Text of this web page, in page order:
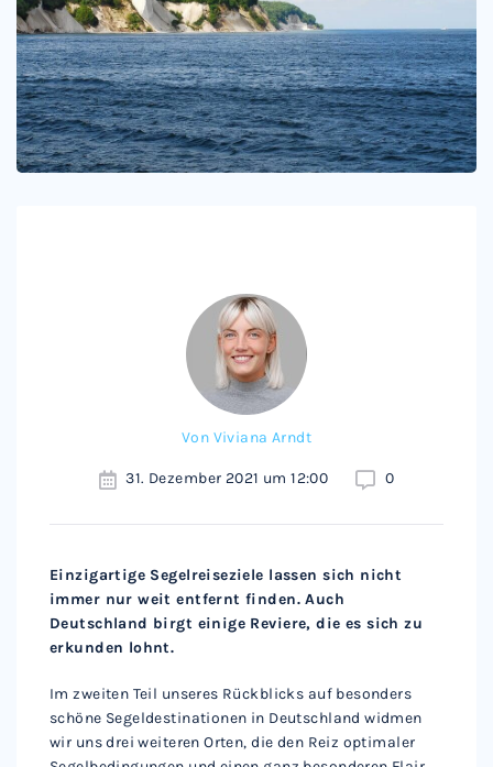
Von Viviana Arndt
31. Dezember 2021 um 12:00 0
Einzigartige Segelreiseziele lassen sich nicht
immer nur weit entfernt finden. Auch
Deutschland birgt einige Reviere, die es sich zu
erkunden lohnt.
Im zweiten Teil unseres Rückblicks auf besonders
schöne Segeldestinationen in Deutschland widmen
wir uns drei weiteren Orten, die den Reiz optimaler